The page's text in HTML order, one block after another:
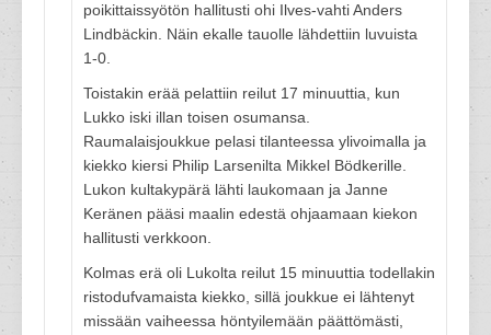
poikittaissyötön hallitusti ohi Ilves-vahti Anders
Lindbäckin. Näin ekalle tauolle lähdettiin luvuista
1-0.
Toistakin erää pelattiin reilut 17 minuuttia, kun
Lukko iski illan toisen osumansa.
Raumalaisjoukkue pelasi tilanteessa ylivoimalla ja
kiekko kiersi Philip Larsenilta Mikkel Bödkerille.
Lukon kultakypärä lähti laukomaan ja Janne
Keränen pääsi maalin edestä ohjaamaan kiekon
hallitusti verkkoon.
Kolmas erä oli Lukolta reilut 15 minuuttia todellakin
ristodufvamaista kiekko, sillä joukkue ei lähtenyt
missään vaiheessa höntyilemään päättömästi,